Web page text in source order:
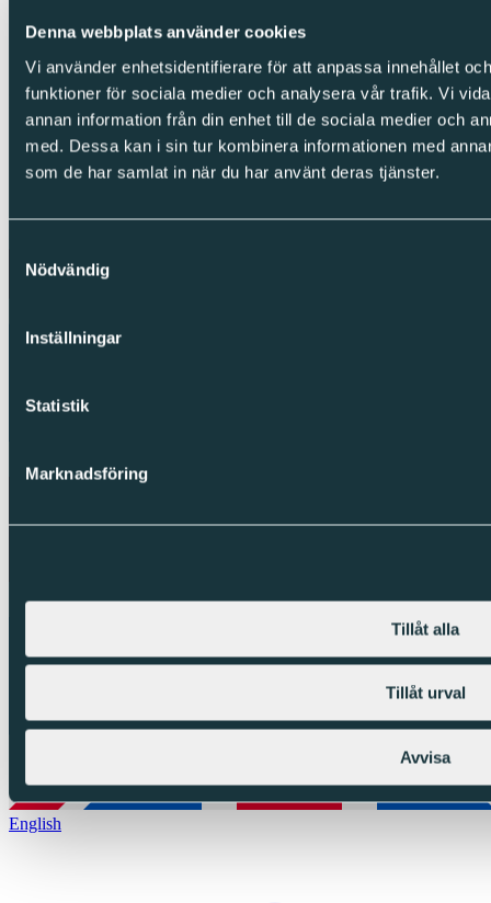
Denna webbplats använder cookies
Vi använder enhetsidentifierare för att anpassa innehållet
funktioner för sociala medier och analysera vår trafik. Vi
annan information från din enhet till de sociala medier och
med. Dessa kan i sin tur kombinera informationen med
som de har samlat in när du har använt deras tjänster.
Nödvändig
Inställningar
Statistik
Marknadsföring
Tillåt alla
Tillåt urval
Avvisa
Facebook
Instagram
Integritet
Cookies
Integritetspolicy
Visselblåsning
Copyright © Sparc Group AB (publ)
English